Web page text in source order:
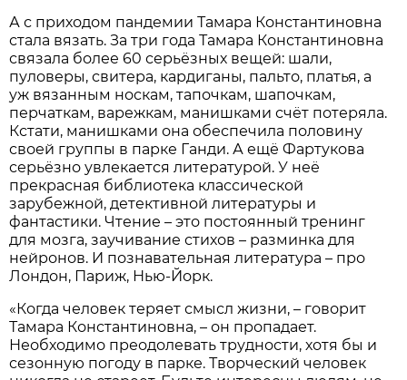
А с приходом пандемии Тамара Константиновна
стала вязать. За три года Тамара Константиновна
связала более 60 серьёзных вещей: шали,
пуловеры, свитера, кардиганы, пальто, платья, а
уж вязанным носкам, тапочкам, шапочкам,
перчаткам, варежкам, манишками счёт потеряла.
Кстати, манишками она обеспечила половину
своей группы в парке Ганди. А ещё Фартукова
серьёзно увлекается литературой. У неё
прекрасная библиотека классической
зарубежной, детективной литературы и
фантастики. Чтение – это постоянный тренинг
для мозга, заучивание стихов – разминка для
нейронов. И познавательная литература – про
Лондон, Париж, Нью-Йорк.
«Когда человек теряет смысл жизни, – говорит
Тамара Константиновна, – он пропадает.
Необходимо преодолевать трудности, хотя бы и
сезонную погоду в парке. Творческий человек